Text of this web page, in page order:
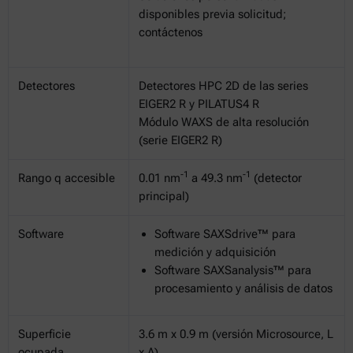
disponibles previa solicitud;
contáctenos
Detectores
Detectores HPC 2D de las series
EIGER2 R y PILATUS4 R
Módulo WAXS de alta resolución
(serie EIGER2 R)
Rango q accesible 0.01 nm-1 a 49.3 nm-1 (detector
principal)
Software
Software SAXSdrive™ para
medición y adquisición
Software SAXSanalysis™ para
procesamiento y análisis de datos
Superficie
3.6 m x 0.9 m (versión Microsource, L